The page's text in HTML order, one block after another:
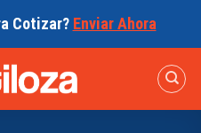
Cotizar? Enviar Ahora